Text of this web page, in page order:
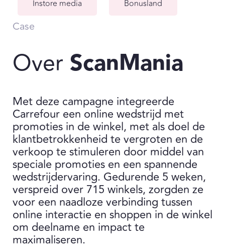
Instore media Bonusland
Case
Over ScanMania
Met deze campagne integreerde
Carrefour een online wedstrijd met
promoties in de winkel, met als doel de
klantbetrokkenheid te vergroten en de
verkoop te stimuleren door middel van
speciale promoties en een spannende
wedstrijdervaring. Gedurende 5 weken,
verspreid over 715 winkels, zorgden ze
voor een naadloze verbinding tussen
online interactie en shoppen in de winkel
om deelname en impact te
maximaliseren.